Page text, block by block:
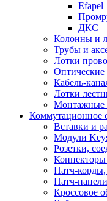
Efapel
ДКС
Колонны и
Трубы и
Лотки
Оптические
Кабель-
Лотки
Монтажные
Коммутационное
Вставки и
Модули
Розетки,
Коннекторы
Патч-
Патч-панели
Кроссовое